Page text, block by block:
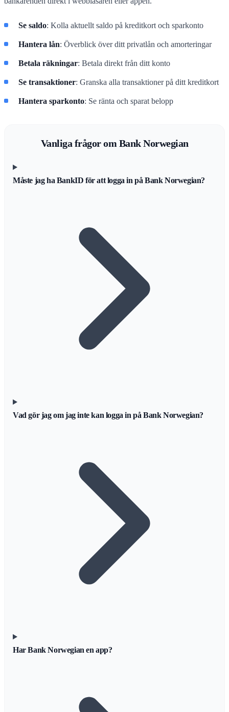
Se saldo: Kolla aktuellt saldo på kreditkort och sparkonto
Hantera lån: Överblick över ditt privatlån och amorteringar
Betala räkningar: Betala direkt från ditt konto
Se transaktioner: Granska alla transaktioner på ditt kreditkort
Hantera sparkonto: Se ränta och sparat belopp
Vanliga frågor om Bank Norwegian
Måste jag ha BankID för att logga in på Bank Norwegian?
Vad gör jag om jag inte kan logga in på Bank Norwegian?
Har Bank Norwegian en app?